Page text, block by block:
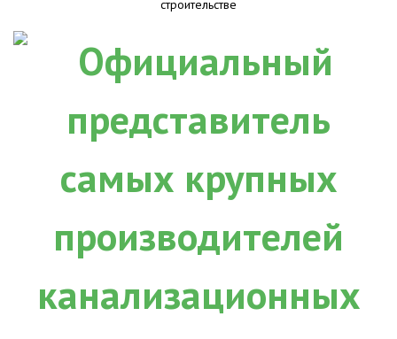
строительстве